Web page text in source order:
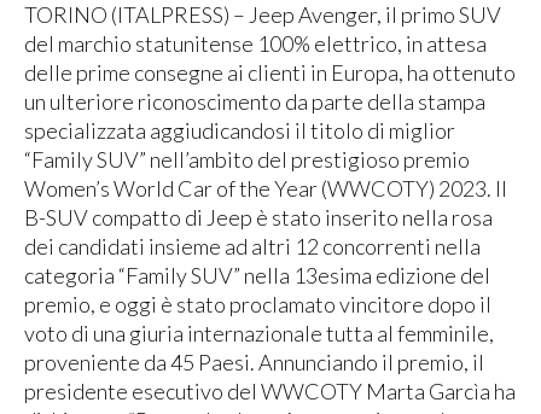
TORINO (ITALPRESS) – Jeep Avenger, il primo SUV
del marchio statunitense 100% elettrico, in attesa
delle prime consegne ai clienti in Europa, ha ottenuto
un ulteriore riconoscimento da parte della stampa
specializzata aggiudicandosi il titolo di miglior
“Family SUV” nell’ambito del prestigioso premio
Women’s World Car of the Year (WWCOTY) 2023. Il
B-SUV compatto di Jeep è stato inserito nella rosa
dei candidati insieme ad altri 12 concorrenti nella
categoria “Family SUV” nella 13esima edizione del
premio, e oggi è stato proclamato vincitore dopo il
voto di una giuria internazionale tutta al femminile,
proveniente da 45 Paesi. Annunciando il premio, il
presidente esecutivo del WWCOTY Marta Garcìa ha